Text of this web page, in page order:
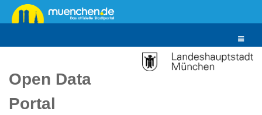
Überspringen
zum
Toggle
Open Data
Portal